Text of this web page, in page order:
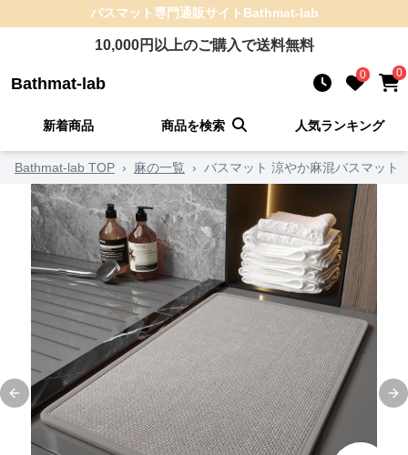
バスマット専門通販サイト Bathmat-lab
10,000円以上のご購入で送料無料
Bathmat-lab 0 0
新着商品 商品を検索 人気ランキング
Bathmat-lab TOP › 麻の一覧 › バスマット 涼やか麻混バスマット
Previous slide